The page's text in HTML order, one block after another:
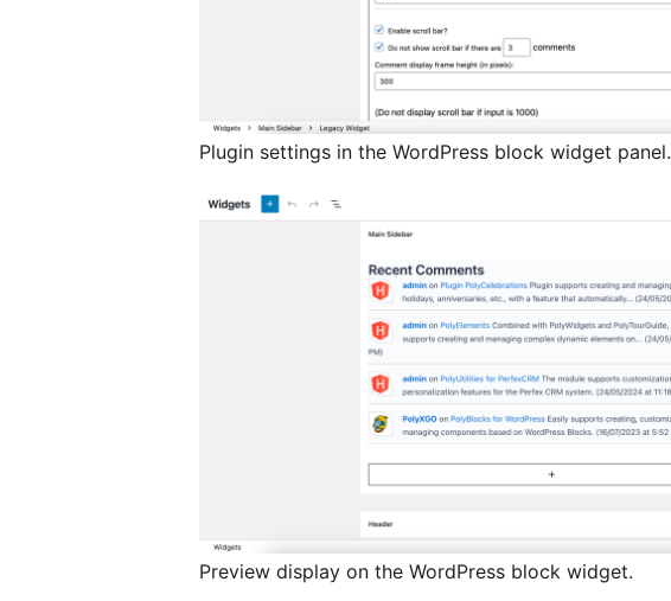
Plugin settings in the WordPress block widget panel.
Preview display on the WordPress block widget.